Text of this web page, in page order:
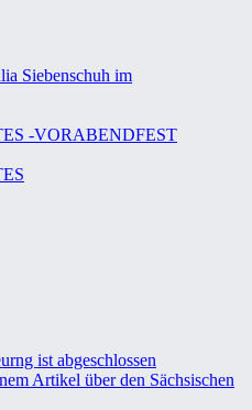
Siebenschuh im
-VORABENDFEST
ist abgeschlossen
Artikel über den Sächsischen